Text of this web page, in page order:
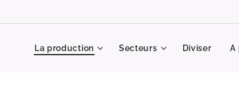
La production Secteurs Diviser A